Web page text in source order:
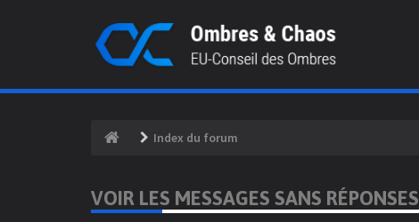
Index du forum
VOIR LES MESSAGES SANS RÉPONSES